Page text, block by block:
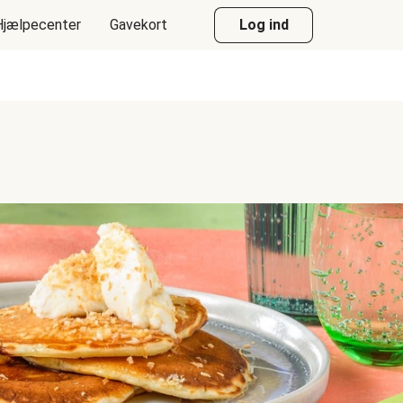
Gavekort Log ind